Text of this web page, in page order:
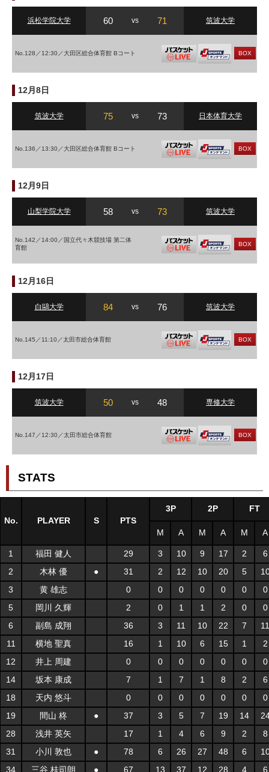
浜松学院大学 60 vs 71 筑波大学
No.128／12:30／大田区総合体育館 Bコート BOX
12月8日
筑波大学 75 vs 73 日本体育大学
No.136／13:30／大田区総合体育館 Bコート BOX
12月9日
山梨学院大学 58 vs 73 筑波大学
No.142／14:00／国立代々木競技場 第二体
育館
BOX
12月16日
白鷗大学 84 vs 76 筑波大学
No.145／11:10／太田市総合体育館 BOX
12月17日
筑波大学 50 vs 48 専修大学
No.147／12:30／太田市総合体育館 BOX
STATS
No. PLAYER S PTS
3P 2P FT
M A M A M A
1 福田 健人 29 3 10 9 17 2
6
2
木林 優 ● 31 2 12 10 20 5
3
黄 雄志 0 0 0 0 0 0
0
5
岡川 久輝 2 0 1 1 2 0
0
6
副島 成翔 36 3 11 10 22 7
11
11
横地 聖真 16 1 10 6 15 1
2
12
井上 周建 0 0 0 0 0 0
0
14
坂本 康成 7 1 7 1 8 2
6
18
天内 悠斗 0 0 0 0 0 0
0
19
間山 柊 ● 37 3 5 7 19 14
28
浅井 英矢 17 1 4 6 9 2
8
31
小川 敦也 ● 78 6 26 27 48 6
34
三谷 桂司朗 ● 67 13 37 12 28 4 6